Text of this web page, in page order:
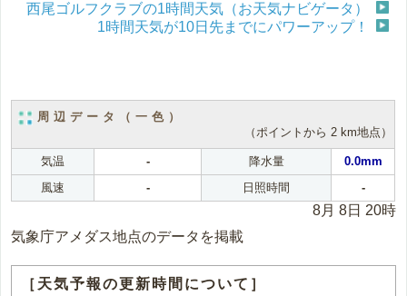
西尾ゴルフクラブの1時間天気（お天気ナビゲータ）
1時間天気が10日先までにパワーアップ！
周辺データ（一色）
（ポイントから 2 km地点）
気温 - 降水量
0.0mm
風速
- 日照時間 -
8月 8日 20時
気象庁アメダス地点のデータを掲載
［天気予報の更新時間について］